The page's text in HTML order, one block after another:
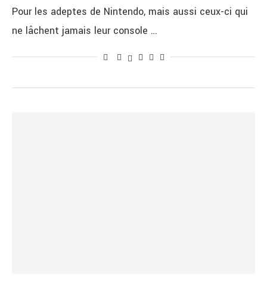
Pour les adeptes de Nintendo, mais aussi ceux-ci qui
ne lâchent jamais leur console …